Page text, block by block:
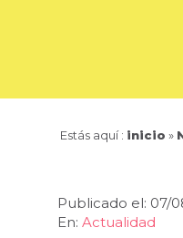
Estás aquí : inicio »
Publicado el: 07/
En: Actualidad